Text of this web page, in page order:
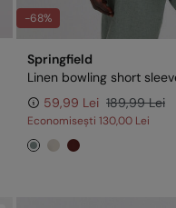
-68%
Springfield
Linen bowling short
59,99 Lei 189,99 Lei
Economisești 130,00 Lei